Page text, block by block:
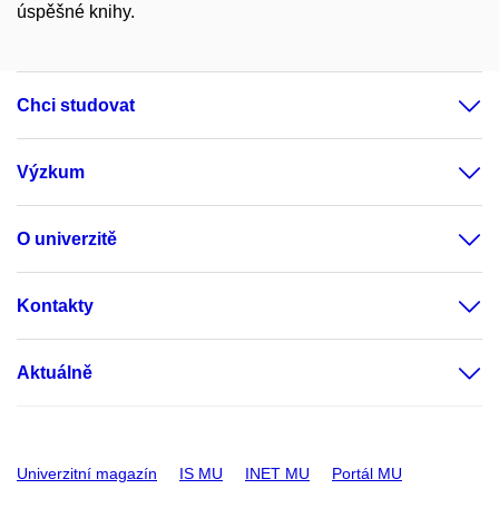
úspěšné knihy.
Chci studovat
Výzkum
O univerzitě
Kontakty
Aktuálně
Univerzitní magazín IS MU INET MU Portál MU